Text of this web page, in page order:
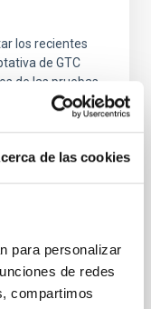
de las cookies
para personalizar
de redes
compartimos
los recientes
de GTC
de las pruebas
de 2023; las